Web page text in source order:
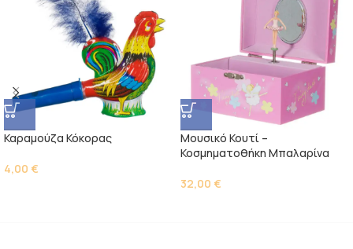
Καραμούζα Κόκορας
4,00 €
Μουσικό Κουτί –
Κοσμηματοθήκη Μπαλαρίνα
32,00 €